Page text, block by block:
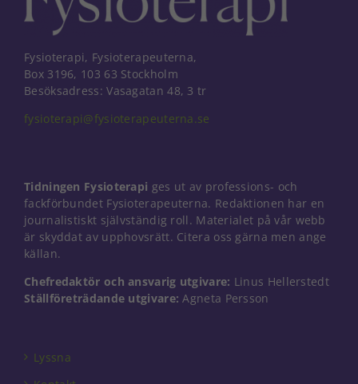
Fysioterapi, Fysioterapeuterna,
Box 3196, 103 63 Stockholm
Besöksadress: Vasagatan 48, 3 tr
fysioterapi@fysioterapeuterna.se
Tidningen Fysioterapi ges ut av professions- och
fackförbundet Fysioterapeuterna. Redaktionen har en
journalistiskt självständig roll. Materialet på vår webb
är skyddat av upphovsrätt. Citera oss gärna men ange
källan.
Chefredaktör och ansvarig utgivare: Linus Hellerstedt
Ställföreträdande utgivare: Agneta Persson
Lyssna
Nödvändiga